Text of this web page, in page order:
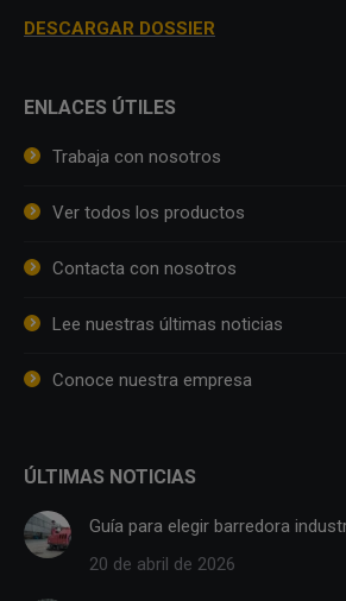
DESCARGAR DOSSIER
ENLACES ÚTILES
Trabaja con nosotros
Ver todos los productos
Contacta con nosotros
Lee nuestras últimas noticias
Conoce nuestra empresa
ÚLTIMAS NOTICIAS
Guía para elegir barredora
20 de abril de 2026